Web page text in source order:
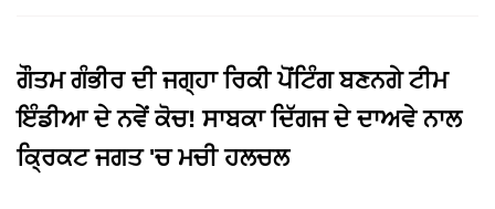
ਗੌਤਮ ਗੰਭੀਰ ਦੀ ਜਗ੍ਹਾ ਰਿਕੀ ਪੋਂਟਿੰਗ ਬਣਨਗੇ ਟੀਮ
ਇੰਡੀਆ ਦੇ ਨਵੇਂ ਕੋਚ! ਸਾਬਕਾ ਦਿੱਗਜ ਦੇ ਦਾਅਵੇ ਨਾਲ
ਕ੍ਰਿਕਟ ਜਗਤ 'ਚ ਮਚੀ ਹਲਚਲ